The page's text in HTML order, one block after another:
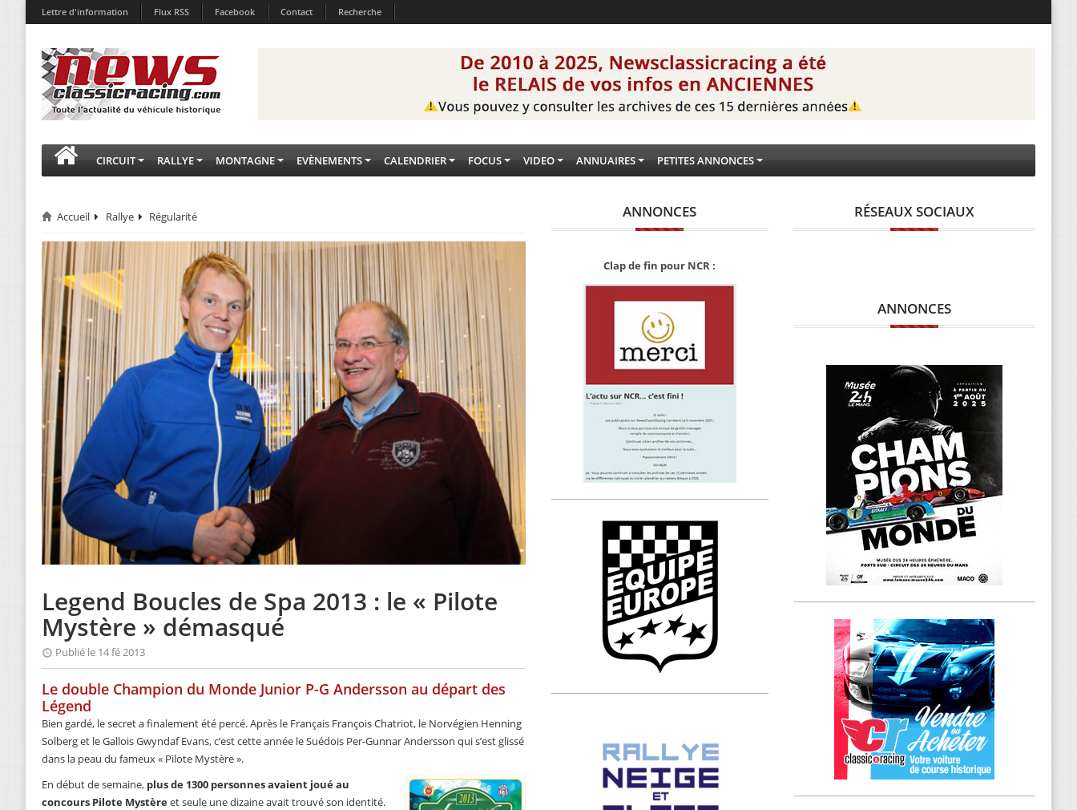
Lettre d'information Flux RSS Facebook Contact Recherche
CIRCUIT RALLYE MONTAGNE EVÈNEMENTS CALENDRIER FOCUS VIDEO ANNUAIRES PETITES ANNONCES
Accueil Rallye Régularité
Legend Boucles de Spa 2013 : le « Pilote
Mystère » démasqué
Publié le 14 fé 2013
Le double Champion du Monde Junior P-G Andersson au départ des
Légend
Bien gardé, le secret a finalement été percé. Après le Français François Chatriot, le Norvégien Henning
Solberg et le Gallois Gwyndaf Evans, c’est cette année le Suédois Per-Gunnar Andersson qui s’est glissé
dans la peau du fameux « Pilote Mystère ».
En début de semaine, plus de 1300 personnes avaient joué au
concours Pilote Mystèreet seule une dizaine avait trouvé son identité.
ANNONCES
Clap de fin pour NCR :
RÉSEAUX SOCIAUX
ANNONCES